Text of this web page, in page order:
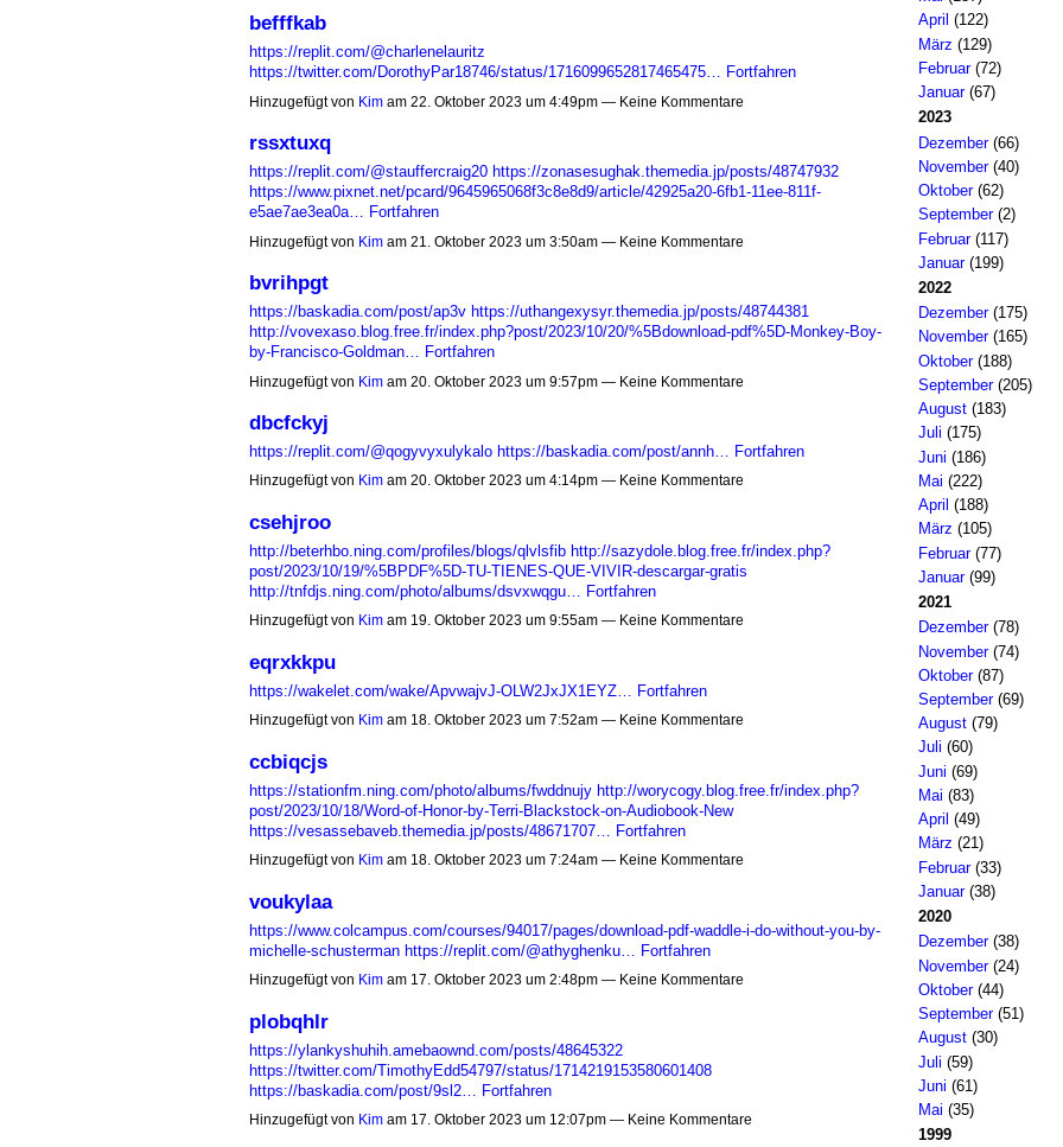
befffkab
https://replit.com/@charlenelauritz
https://twitter.com/DorothyPar18746/status/1716099652817465475… Fortfahren
Hinzugefügt von Kimam 22. Oktober 2023 um 4:49pm — Keine Kommentare
rssxtuxq
https://replit.com/@stauffercraig20 https://zonasesughak.themedia.jp/posts/48747932
https://www.pixnet.net/pcard/9645965068f3c8e8d9/article/42925a20-6fb1-11ee-811f-
e5ae7ae3ea0a… Fortfahren
Hinzugefügt von Kimam 21. Oktober 2023 um 3:50am — Keine Kommentare
bvrihpgt
https://baskadia.com/post/ap3v https://uthangexysyr.themedia.jp/posts/48744381
http://vovexaso.blog.free.fr/index.php?post/2023/10/20/%5Bdownload-pdf%5D-Monkey-Boy-
by-Francisco-Goldman… Fortfahren
Hinzugefügt von Kimam 20. Oktober 2023 um 9:57pm — Keine Kommentare
dbcfckyj
https://replit.com/@qogyvyxulykalo https://baskadia.com/post/annh… Fortfahren
Hinzugefügt von Kimam 20. Oktober 2023 um 4:14pm — Keine Kommentare
csehjroo
http://beterhbo.ning.com/profiles/blogs/qlvlsfib http://sazydole.blog.free.fr/index.php?
post/2023/10/19/%5BPDF%5D-TU-TIENES-QUE-VIVIR-descargar-gratis
http://tnfdjs.ning.com/photo/albums/dsvxwqgu… Fortfahren
Hinzugefügt von Kimam 19. Oktober 2023 um 9:55am — Keine Kommentare
eqrxkkpu
https://wakelet.com/wake/ApvwajvJ-OLW2JxJX1EYZ… Fortfahren
Hinzugefügt von Kimam 18. Oktober 2023 um 7:52am — Keine Kommentare
ccbiqcjs
https://stationfm.ning.com/photo/albums/fwddnujy http://worycogy.blog.free.fr/index.php?
post/2023/10/18/Word-of-Honor-by-Terri-Blackstock-on-Audiobook-New
https://vesassebaveb.themedia.jp/posts/48671707… Fortfahren
Hinzugefügt von Kimam 18. Oktober 2023 um 7:24am — Keine Kommentare
voukylaa
https://www.colcampus.com/courses/94017/pages/download-pdf-waddle-i-do-without-you-by-
michelle-schusterman https://replit.com/@athyghenku… Fortfahren
Hinzugefügt von Kimam 17. Oktober 2023 um 2:48pm — Keine Kommentare
plobqhlr
https://ylankyshuhih.amebaownd.com/posts/48645322
https://twitter.com/TimothyEdd54797/status/1714219153580601408
https://baskadia.com/post/9sl2… Fortfahren
Hinzugefügt von Kimam 17. Oktober 2023 um 12:07pm — Keine Kommentare
April (122)
März (129)
Februar(72)
Januar(67)
2023
Dezember(66)
November(40)
Oktober(62)
September(2)
Februar(117)
Januar(199)
2022
Dezember(175)
November(165)
Oktober(188)
September(205)
August(183)
Juli (175)
Juni (186)
Mai (222)
April (188)
März (105)
Februar(77)
Januar(99)
2021
Dezember(78)
November(74)
Oktober(87)
September(69)
August(79)
Juli (60)
Juni (69)
Mai (83)
April (49)
März (21)
Februar(33)
Januar(38)
2020
Dezember(38)
November(24)
Oktober(44)
September(51)
August(30)
Juli (59)
Juni (61)
Mai (35)
1999